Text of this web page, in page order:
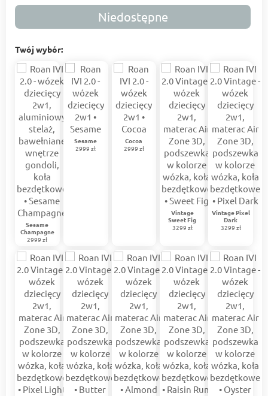
Niedostępne
Twój wybór:
Sesame
Champagne
2999 zł
Sesame
2999 zł
Cocoa
2999 zł
Vintage
Sweet Fig
3299 zł
Vintage Pixel
Dark
3299 zł